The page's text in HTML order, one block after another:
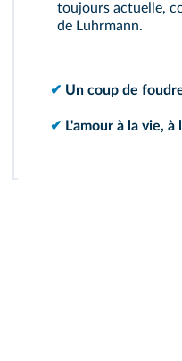
toujours actuelle,
de Luhrmann.
✔ Un coup de
✔ L'amour à la vie, à